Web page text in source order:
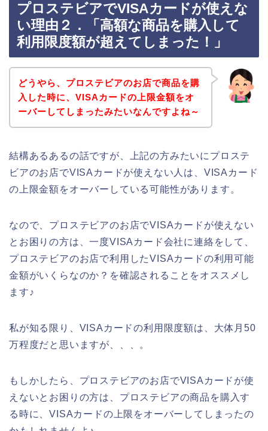
プロステビアでVISAカードが使えな
い理由２．「高額な商品を購入して
利用限度額が超えてしまった！」
どうやら、プロステビアのお店で商品を購
入した時に、VISAカードの上限金額をオ
ーバーしてしまったみたいなんですよね～
結構あるあるの話ですが、上記の方みたいにプロステ
ビアのお店でVISAカードが使えない人は、VISAカード
の上限金額をオーバーしている可能性があります。
なので、プロステビアのお店でVISAカードが使えない
とお困りの方は、一度VISAカード会社に連絡をして、
プロステビアのお店で利用したVISAカードの利用可能
金額がいくらなのか？を確認されることをオススメし
ます♪
私が知る限り、VISAカードの利用限度額は、大体月50
万程度だと思いますが、、、。
もしかしたら、プロステビアのお店でVISAカードが使
えないとお困りの方は、プロステビアの商品を購入す
る時に、VISAカードの上限をオーバーしてしまったの